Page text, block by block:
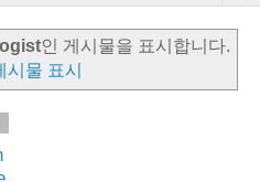
인 게시물을 표시합니다.
시물 표시